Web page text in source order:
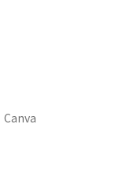
Canva